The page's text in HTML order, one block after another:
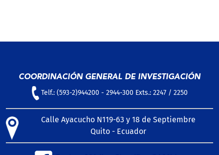
COORDINACIÓN GENERAL DE INVESTIGACIÓN
Telf.: (593-2)944200 - 2944-300 Exts.: 2247 / 2250
Calle Ayacucho N119-63 y 18 de Septiembre
Quito - Ecuador